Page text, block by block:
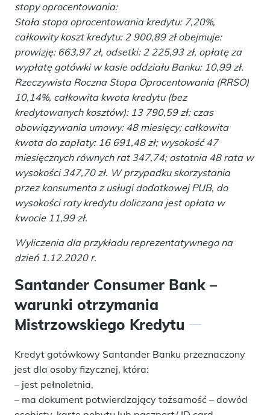
stopy oprocentowania:
Stała stopa oprocentowania kredytu: 7,20%,
całkowity koszt kredytu: 2 900,89 zł obejmuje:
prowizję: 663,97 zł, odsetki: 2 225,93 zł, opłatę za
wypłatę gotówki w kasie oddziału Banku: 10,99 zł.
Rzeczywista Roczna Stopa Oprocentowania (RRSO)
10,14%, całkowita kwota kredytu (bez
kredytowanych kosztów): 13 790,59 zł; czas
obowiązywania umowy: 48 miesięcy; całkowita
kwota do zapłaty: 16 691,48 zł; wysokość 47
miesięcznych równych rat 347,74; ostatnia 48 rata w
wysokości 347,70 zł. W przypadku skorzystania
przez konsumenta z usługi dodatkowej PUB, do
wysokości raty kredytu doliczana jest opłata w
kwocie 11,99 zł.
Wyliczenia dla przykładu reprezentatywnego na
dzień 1.12.2020 r.
Santander Consumer Bank –
warunki otrzymania
Mistrzowskiego Kredytu
Kredyt gotówkowy Santander Banku przeznaczony
jest dla osoby fizycznej, która:
– jest pełnoletnia,
– ma dokument potwierdzający tożsamość – dowód